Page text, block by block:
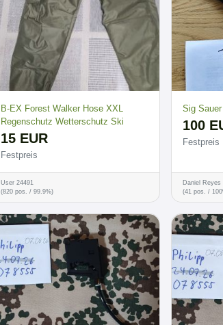
B-EX Forest Walker Hose XXL
Regenschutz Wetterschutz Ski
15 EUR
Festpreis
User 24491
(820 pos. / 99.9%)
Sig
100
Festpreis
Daniel Reyes
(41 pos. /